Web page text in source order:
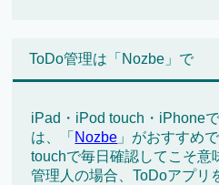
ToDo管理は「Nozbe」で
iPad・iPod touch・iPhone
は、「 Nozbe 」がおすすめ
touchで毎日確認してこそ意
管理人の場合、ToDoアプリ